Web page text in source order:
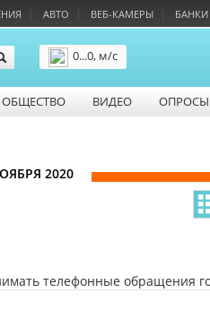
АВТО ВЕБ-КАМЕРЫ БАНКИ
0...0, м/с
ОБЩЕСТВО ВИДЕО ОПРОСЫ
2020
телефонные обращения